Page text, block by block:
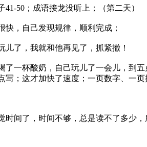
50；成语接龙没听上；（第二天）
，自己发现规律，顺利完成；
了，我就和他再见了，抓紧撤！
一杯酸奶，自己玩儿了一会儿，到
；这才加快了速度；一页数字、一
间了，时间不够，总是读不了多少